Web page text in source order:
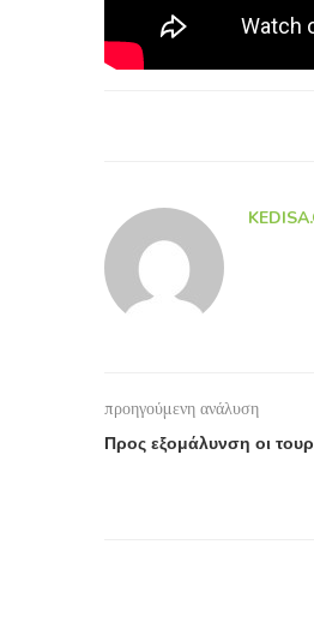
προηγούμενη ανάλυση
Προς εξομάλυνση οι